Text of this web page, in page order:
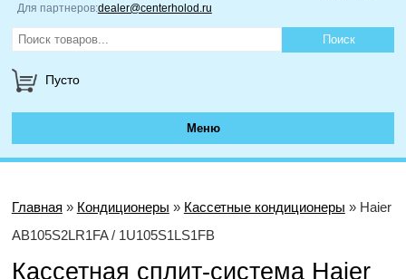
Для партнеров:dealer@centerholod.ru
Пусто
Меню
Главная » Кондиционеры » Кассетные кондиционеры » Haier
AB105S2LR1FA / 1U105S1LS1FB
Кассетная сплит-система Haier